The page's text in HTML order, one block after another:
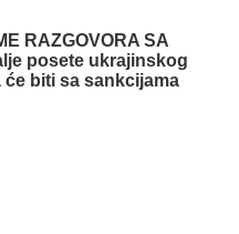
RAZGOVORA SA
posete ukrajinskog
biti sa sankcijama